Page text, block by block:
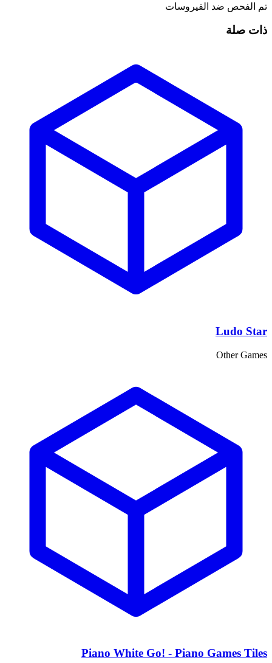
تم الفحص ضد الفيروسات
ذات صلة
Ludo Star
Other Games
Piano White Go! - Piano Games Tiles